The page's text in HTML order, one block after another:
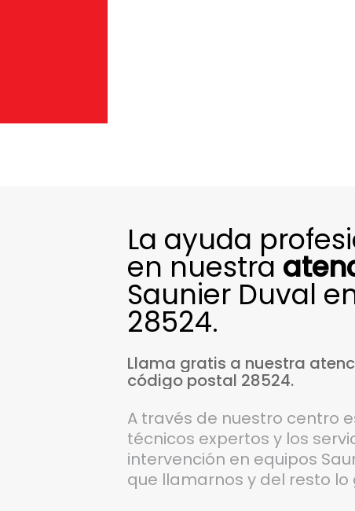
La ayuda
en nuestra
Saunier Duval
28524.
Llama gratis a nuestra
código postal 28524.
A través de nuestro centro
técnicos expertos y los
intervención en equipos
que llamarnos y del resto